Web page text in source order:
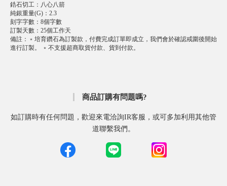
鋯石切工 ： 八心八箭
純銀重量(G) ： 2.3
刻字字數 ： 8個字數
訂製天數 ： 25個工作天
備註 ： ﹡培育鑽石為訂製款，付費完成訂單即成立，我們會於確認戒圍後開始
進行訂製。 ﹡不支援超商取貨付款、貨到付款。
商品訂購有問題嗎?
如訂購時有任何問題，歡迎來電洽詢IR客服，或可多加利用其他管
道聯繫我們。